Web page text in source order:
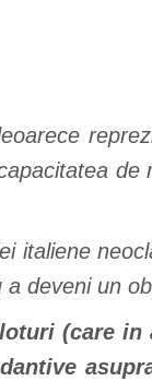
de
italiene
deveni un
(care in